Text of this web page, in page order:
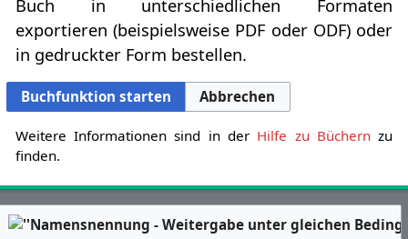
Buch in unterschiedlichen Formaten
exportieren (beispielsweise PDF oder ODF) oder
in gedruckter Form bestellen.
Buchfunktion starten Abbrechen
Weitere Informationen sind in der Hilfe zu Büchernzu
finden.